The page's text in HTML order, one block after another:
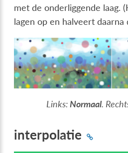
met de onderliggende laag.
lagen op en halveert daarna
Links: Normaal.
interpolatie